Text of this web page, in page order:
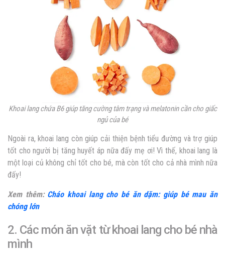
Khoai lang chứa B6 giúp tăng cường tâm trạng và melatonin cần cho giấc
ngủ của bé
Ngoài ra, khoai lang còn giúp cải thiện bệnh tiểu đường và trợ giúp
tốt cho người bị tăng huyết áp nữa đấy mẹ ơi! Vì thế, khoai lang là
một loại củ không chỉ tốt cho bé, mà còn tốt cho cả nhà mình nữa
đấy!
Xem thêm: Cháo khoai lang cho bé ăn dặm: giúp bé mau ăn
chóng lớn
2. Các món ăn vặt từ khoai lang cho bé nhà
mình